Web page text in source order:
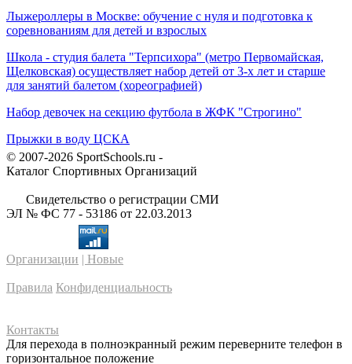
Лыжероллеры в Москве: обучение с нуля и подготовка к
соревнованиям для детей и взрослых
Школа - студия балета "Терпсихора" (метро Первомайская,
Щелковская) осуществляет набор детей от 3-х лет и старше
для занятий балетом (хореографией)
Набор девочек на секцию футбола в ЖФК "Строгино"
Прыжки в воду ЦСКА
© 2007-2026 SportSchools.ru -
Каталог Спортивных Организаций
Свидетельство о регистрации СМИ
ЭЛ № ФС 77 - 53186 от 22.03.2013
Организации | Новые
Правила Конфиденциальность
Контакты
Для перехода в полноэкранный режим переверните телефон в
горизонтальное положение